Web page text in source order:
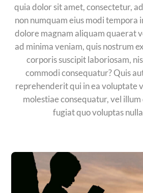
quia dolor sit amet, consectetur,
non numquam eius modi tempora
dolore magnam aliquam quaerat
ad minima veniam, quis nostrum
corporis suscipit laboriosam,
commodi consequatur? Quis
reprehenderit qui in ea voluptate
molestiae consequatur, vel
fugiat quo voluptas